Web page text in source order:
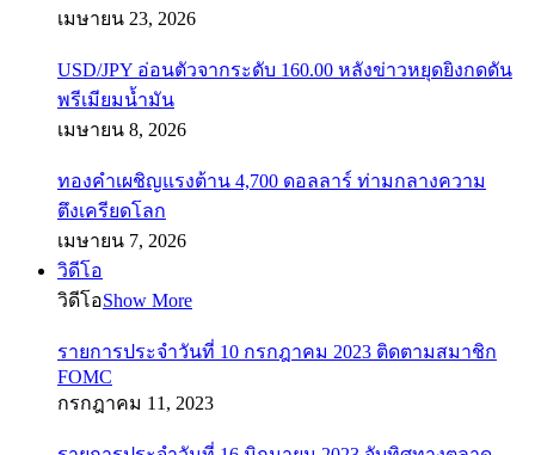
เมษายน 23, 2026
USD/JPY อ่อนตัวจากระดับ 160.00 หลังข่าวหยุดยิงกดดัน
พรีเมียมน้ำมัน
เมษายน 8, 2026
ทองคำเผชิญแรงต้าน 4,700 ดอลลาร์ ท่ามกลางความ
ตึงเครียดโลก
เมษายน 7, 2026
วิดีโอ
วิดีโอShow More
รายการประจำวันที่ 10 กรกฎาคม 2023 ติดตามสมาชิก
FOMC
กรกฎาคม 11, 2023